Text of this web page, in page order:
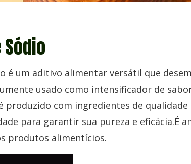
é um aditivo alimentar versátil que
usado como intensificador de
produzido com ingredientes de
para garantir sua pureza e eficácia.É
produtos alimentícios.